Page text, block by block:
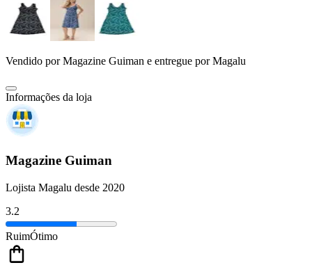
Vendido porMagazine Guiman e entregue por Magalu
Informações da loja
Magazine Guiman
Lojista Magalu desde 2020
3.2
RuimÓtimo